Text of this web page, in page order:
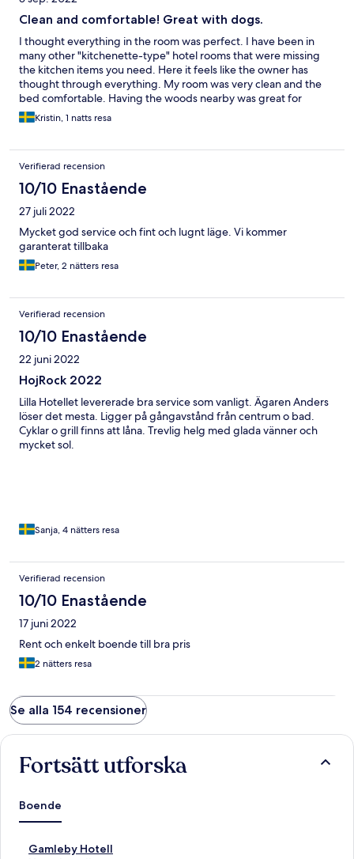
Clean and comfortable! Great with dogs.
I thought everything in the room was perfect. I have been in
many other "kitchenette-type" hotel rooms that were missing
the kitchen items you need. Here it feels like the owner has
thought through everything. My room was very clean and the
bed comfortable. Having the woods nearby was great for
walking the two small dogs I travelled with. Very satisfied!
Kristin, 1 natts resa
Verifierad recension
10/10 Enastående
27 juli 2022
Mycket god service och fint och lugnt läge. Vi kommer
garanterat tillbaka
Peter, 2 nätters resa
Verifierad recension
10/10 Enastående
22 juni 2022
HojRock 2022
Lilla Hotellet levererade bra service som vanligt. Ägaren Anders
löser det mesta. Ligger på gångavstånd från centrum o bad.
Cyklar o grill finns att låna. Trevlig helg med glada vänner och
mycket sol.
Sanja, 4 nätters resa
Verifierad recension
10/10 Enastående
17 juni 2022
Rent och enkelt boende till bra pris
2 nätters resa
Se alla 154 recensioner
Fortsätt utforska
Boende
Gamleby Hotell
L